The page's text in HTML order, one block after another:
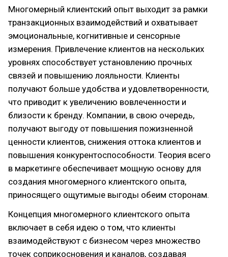
Многомерный клиентский опыт выходит за рамки
транзакционных взаимодействий и охватывает
эмоциональные, когнитивные и сенсорные
измерения. Привлечение клиентов на нескольких
уровнях способствует установлению прочных
связей и повышению лояльности. Клиенты
получают больше удобства и удовлетворенности,
что приводит к увеличению вовлеченности и
близости к бренду. Компании, в свою очередь,
получают выгоду от повышения пожизненной
ценности клиентов, снижения оттока клиентов и
повышения конкурентоспособности. Теория всего
в маркетинге обеспечивает мощную основу для
создания многомерного клиентского опыта,
приносящего ощутимые выгоды обеим сторонам.
Концепция многомерного клиентского опыта
включает в себя идею о том, что клиенты
взаимодействуют с бизнесом через множество
точек соприкосновения и каналов, создавая